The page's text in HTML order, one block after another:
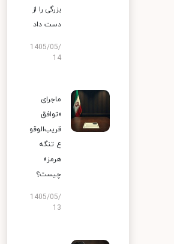
بزرگی را از
دست داد
1405/05/
14
ماجرای
«توافق
قریب‌الوقو
ع تنگه
هرمز»
چیست؟
1405/05/
13